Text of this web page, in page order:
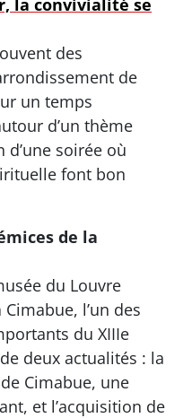
la convivialité se
des
de
un temps
d’un thème
d’une soirée où
font bon
de la
du Louvre
l’un des
du XIIIe
deux actualités : la
Cimabue, une
et l’acquisition de